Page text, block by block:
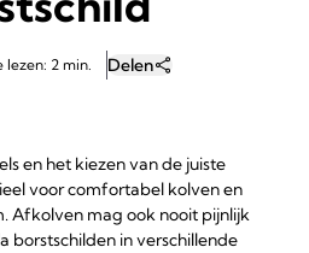
lezen: 2 min. Delen
en het kiezen van de juiste
voor comfortabel kolven en
Afkolven mag ook nooit pijnlijk
borstschilden in verschillende